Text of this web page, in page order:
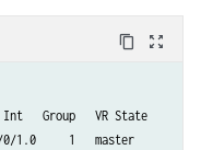
content_copy zoom_out_map
Group   VR State